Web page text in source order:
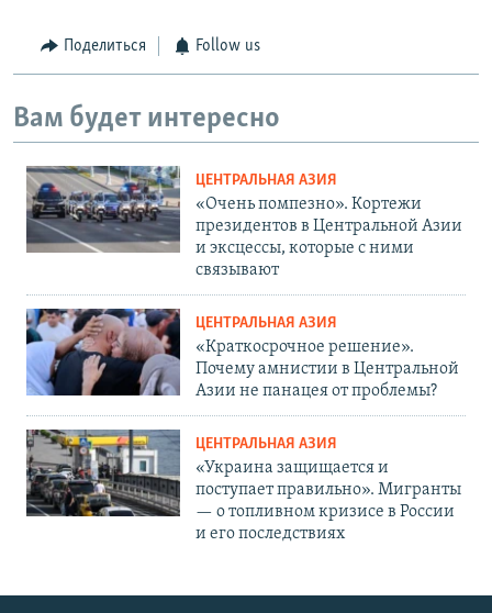
Поделиться Follow us
Вам будет интересно
ЦЕНТРАЛЬНАЯ АЗИЯ
«Очень помпезно». Кортежи
президентов в Центральной Азии
и эксцессы, которые с ними
связывают
ЦЕНТРАЛЬНАЯ АЗИЯ
«Краткосрочное решение».
Почему амнистии в Центральной
Азии не панацея от проблемы?
ЦЕНТРАЛЬНАЯ АЗИЯ
«Украина защищается и
поступает правильно». Мигранты
— о топливном кризисе в России
и его последствиях